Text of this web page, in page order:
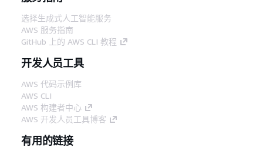
选择生成式人工智能服务
AWS 服务指南
GitHub 上的 AWS CLI 教程
开发人员工具
AWS 代码示例库
AWS CLI
AWS 构建者中心
AWS 开发人员工具博客
有用的链接